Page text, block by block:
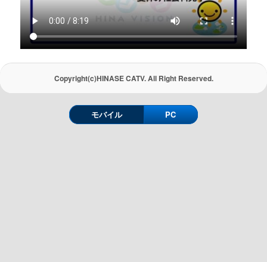
Copyright(c)HINASE CATV. All Right Reserved.
モバイル PC